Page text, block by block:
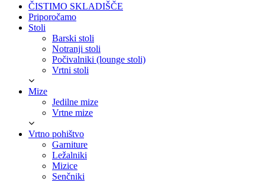
ČISTIMO SKLADIŠČE
Priporočamo
Stoli
Barski stoli
Notranji stoli
Počivalniki (lounge stoli)
Vrtni stoli
Mize
Jedilne mize
Vrtne mize
Vrtno pohištvo
Garniture
Ležalniki
Mizice
Senčniki